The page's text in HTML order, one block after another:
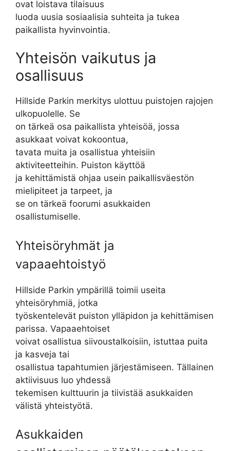
ovat loistava tilaisuus
luoda uusia sosiaalisia suhteita ja tukea
paikallista hyvinvointia.
Yhteisön vaikutus ja
osallisuus
Hillside Parkin merkitys ulottuu puistojen rajojen
ulkopuolelle. Se
on tärkeä osa paikallista yhteisöä, jossa
asukkaat voivat kokoontua,
tavata muita ja osallistua yhteisiin
aktiviteetteihin. Puiston käyttöä
ja kehittämistä ohjaa usein paikallisväestön
mielipiteet ja tarpeet, ja
se on tärkeä foorumi asukkaiden
osallistumiselle.
Yhteisöryhmät ja
vapaaehtoistyö
Hillside Parkin ympärillä toimii useita
yhteisöryhmiä, jotka
työskentelevät puiston ylläpidon ja kehittämisen
parissa. Vapaaehtoiset
voivat osallistua siivoustalkoisiin, istuttaa puita
ja kasveja tai
osallistua tapahtumien järjestämiseen. Tällainen
aktiivisuus luo yhdessä
tekemisen kulttuurin ja tiivistää asukkaiden
välistä yhteistyötä.
Asukkaiden